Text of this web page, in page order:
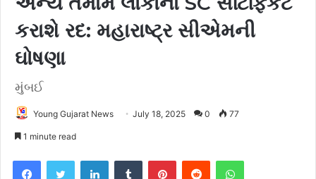
કરાશે રદ: મહારાષ્ટ્ર સીએમની
ઘોષણા
મુંબઈ
Young Gujarat News July 18, 2025 0 77
1 minute read
FacebookTwitter LinkedInTumblr PinterestReddit WhatsApp